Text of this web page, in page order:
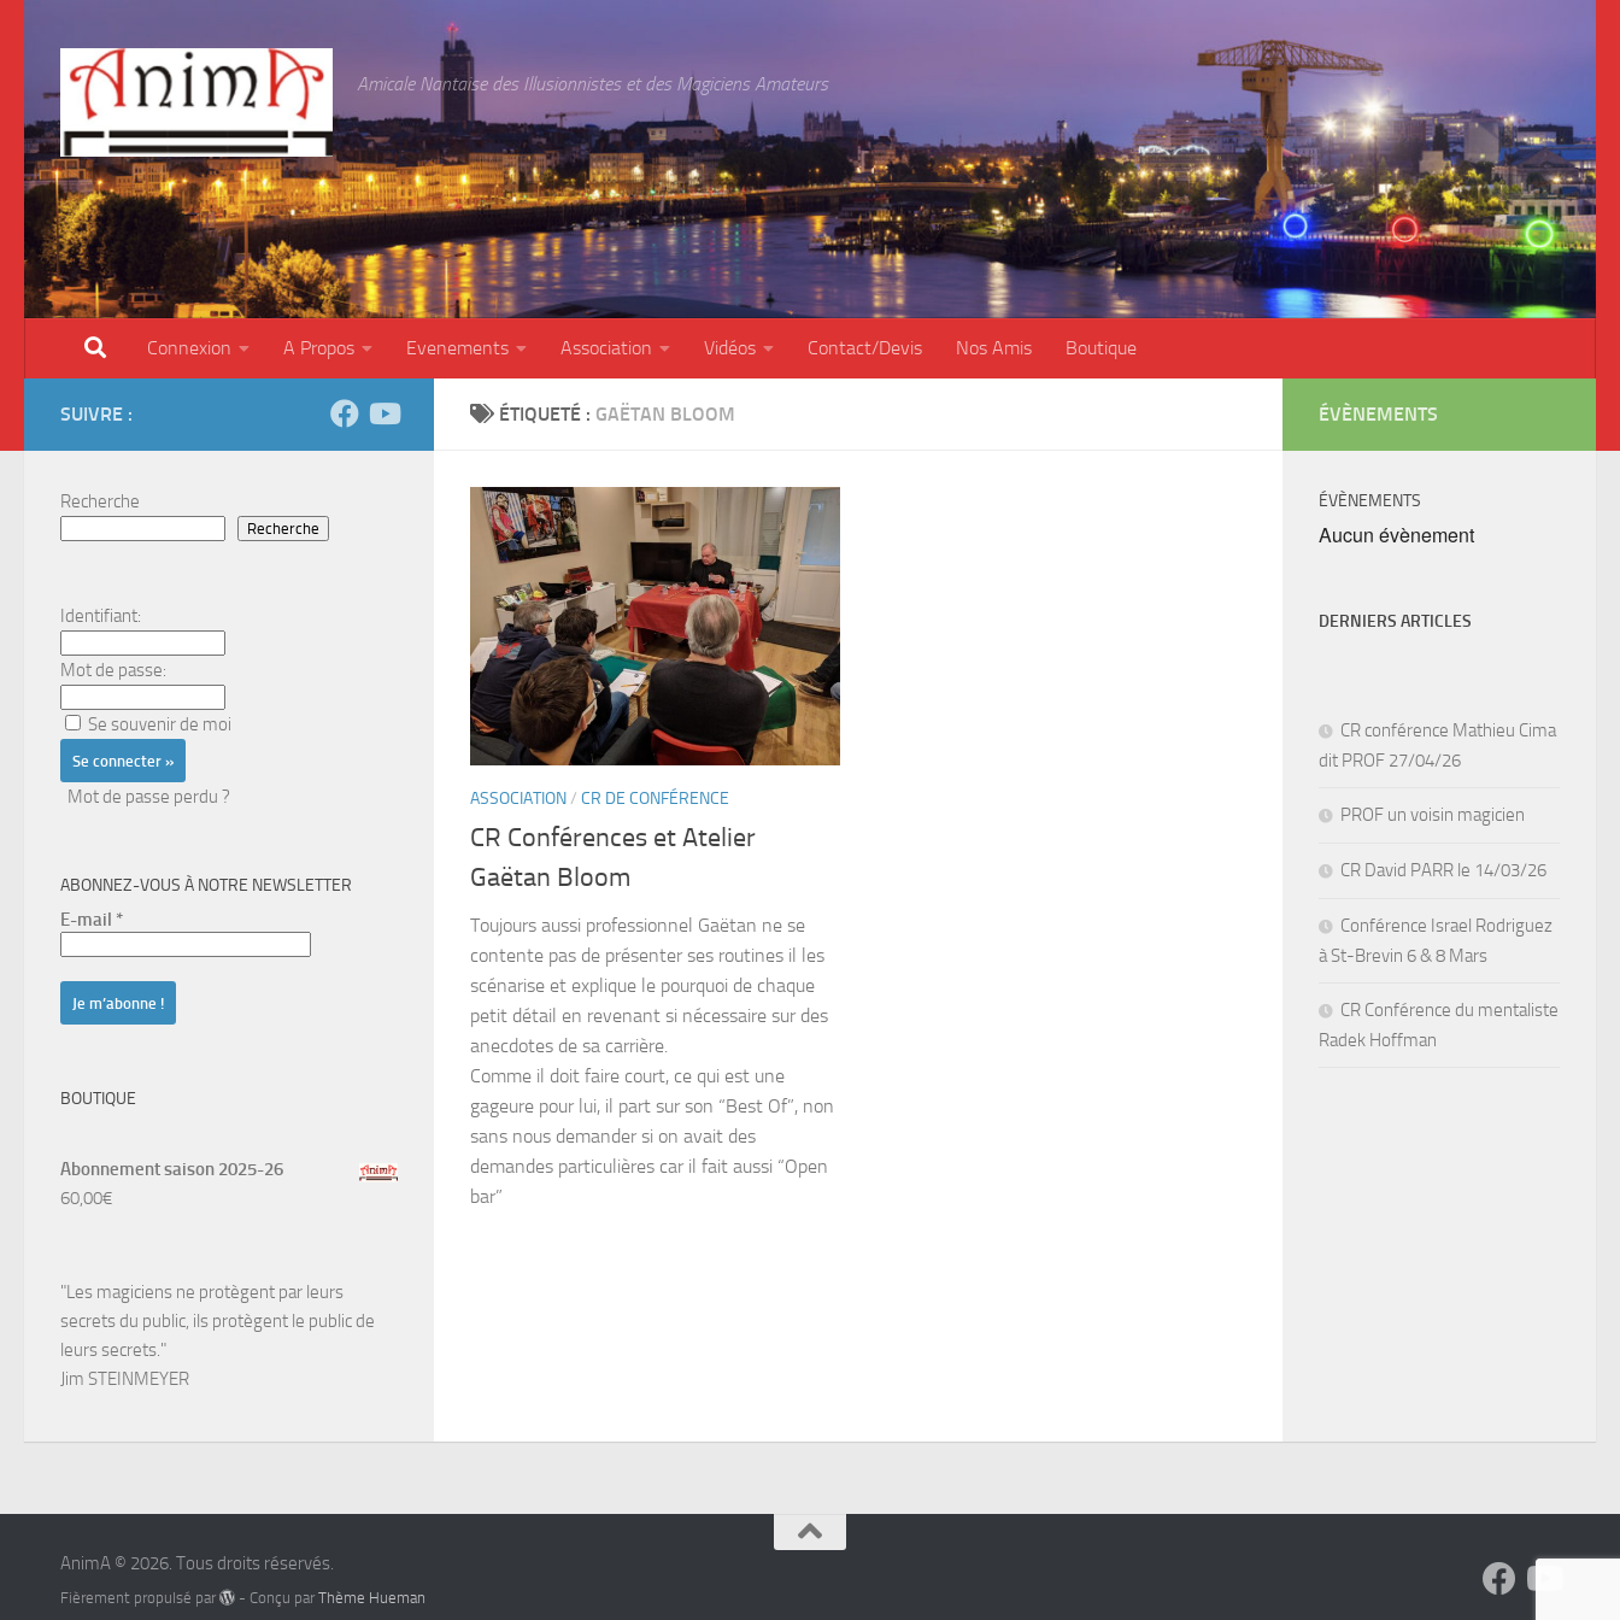
Amicale Nantaise des Illusionnistes et des Magiciens Amateurs
Connexion A Propos Evenements Association Vidéos Contact/Devis Nos Amis Boutique
ÉTIQUETÉ : GAËTAN BLOOM
ASSOCIATION/ CR DE CONFÉRENCE
CR Conférences et Atelier
Gaëtan Bloom
Toujours aussi professionnel Gaëtan ne se
contente pas de présenter ses routines il les
scénarise et explique le pourquoi de chaque
petit détail en revenant si nécessaire sur des
anecdotes de sa carrière.
Comme il doit faire court, ce qui est une
gageure pour lui, il part sur son “Best Of”, non
sans nous demander si on avait des
demandes particulières car il fait aussi “Open
bar”
SUIVRE :
Recherche
Recherche
Identifiant:
Mot de passe:
Se souvenir de moi
Mot de passe perdu ?
ABONNEZ-VOUS À NOTRE NEWSLETTER
E-mail *
BOUTIQUE
Abonnement saison 2025-26
60,00€
"Les magiciens ne protègent par leurs
secrets du public, ils protègent le public de
leurs secrets."
Jim STEINMEYER
ÉVÈNEMENTS
ÉVÈNEMENTS
Aucun évènement
DERNIERS ARTICLES
CR conférence Mathieu Cima
dit PROF 27/04/26
PROF un voisin magicien
CR David PARR le 14/03/26
Conférence Israel Rodriguez
à St-Brevin 6 & 8 Mars
CR Conférence du mentaliste
Radek Hoffman
AnimA © 2026. Tous droits réservés.
Fièrement propulsé par - Conçu parThème Hueman